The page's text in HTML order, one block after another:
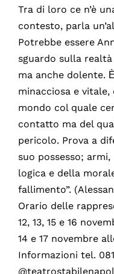
Tra di loro ce n’è
contesto, parla
Potrebbe essere
sguardo sulla
ma anche dolente.
minacciosa e
mondo col quale
contatto ma del
pericolo. Prova a
suo possesso;
logica e della
fallimento”.
Orario delle
12, 13, 15 e 16
14 e 17 novembre
Informazioni tel.